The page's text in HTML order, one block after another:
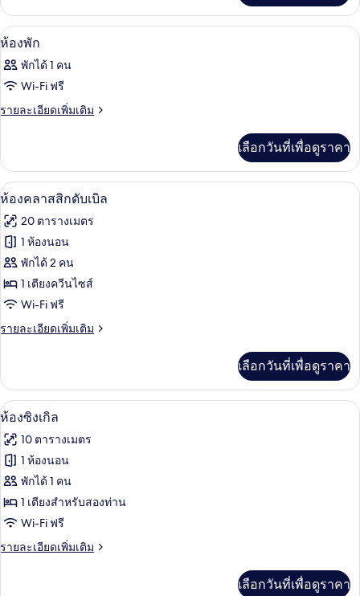
เกี่ยว
กับ
ห้อง
เปิด
ภาพถ่าย
ทั้งหมด
ของ
เครื่องนอนป้องกันสารก่อภูมิแพ้, โต๊ะทำ
5
ห้องพัก
พักได้ 1 คน
Wi-Fi ฟรี
รายละเอียดเพิ่มเติม
ราย
เกี่ยว
กับ
ห้อง
เลือกวันที่เพื่อดูราคา
เปิด
ภาพถ่าย
ทั้งหมด
ของ
ห้อง
คลาส
สิ
ห้องคลาสสิกดับเบิล | เครื่องนอนป้องกั
9
ห้องคลาสสิกดับเบิล
20 ตารางเมตร
1 ห้องนอน
พักได้ 2 คน
1 เตียงควีนไซส์
Wi-Fi ฟรี
รายละเอียดเพิ่มเติม
ราย
เกี่ยว
กับ
ห้อง
สิ
กดับเบิล
เลือกวันที่เพื่อดูราคา
เปิด
ภาพถ่าย
ทั้งหมด
ของ
ห้อง
ซิงเกิล
ห้องซิงเกิล | เครื่องนอนป้องกันสารก่อ
5
ห้องซิงเกิล
10 ตารางเมตร
1 ห้องนอน
พักได้ 1 คน
1 เตียงสำหรับสองท่าน
Wi-Fi ฟรี
รายละเอียดเพิ่มเติม
ราย
เลือกวันที่เพื่อดูราคา